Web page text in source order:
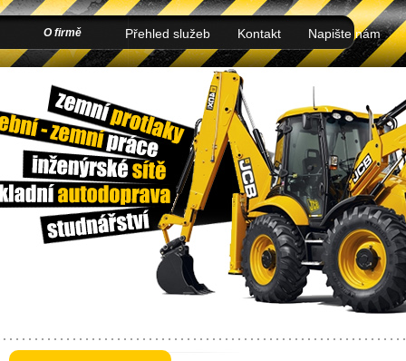
O firmě Přehled služeb Kontakt Napište nám